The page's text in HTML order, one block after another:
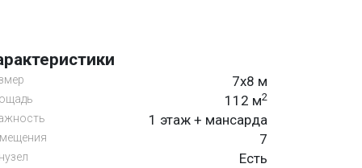
7х8 м
112 м2
1 этаж + мансарда
7
Есть